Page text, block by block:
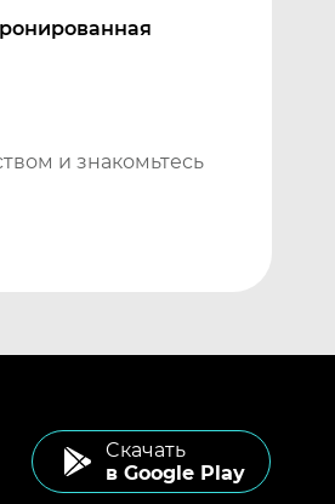
и знакомьтесь
Cкачать
в Google Play